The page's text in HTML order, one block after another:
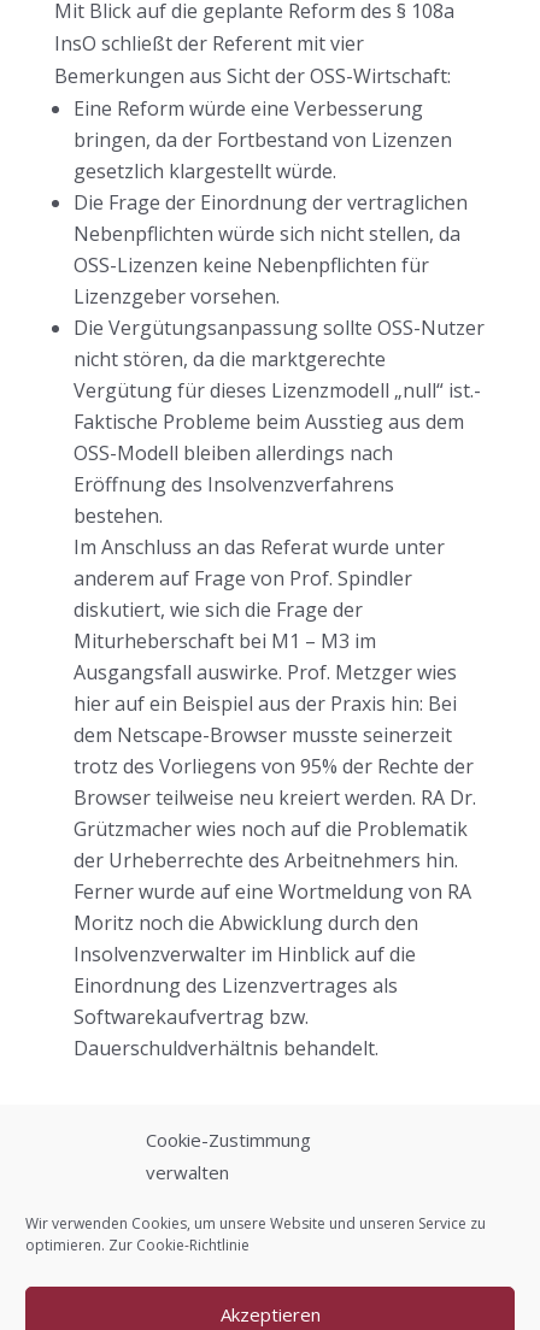
Cookie-Zustimmung
verwalten
Wir verwenden Cookies, um unsere Website und unseren Service zu
optimieren. Zur Cookie-Richtlinie
Akzeptieren
Mit Blick auf die geplante Reform des § 108a
InsO schließt der Referent mit vier
Bemerkungen aus Sicht der OSS-Wirtschaft:
Eine Reform würde eine Verbesserung
bringen, da der Fortbestand von Lizenzen
gesetzlich klargestellt würde.
Die Frage der Einordnung der vertraglichen
Nebenpflichten würde sich nicht stellen, da
OSS-Lizenzen keine Nebenpflichten für
Lizenzgeber vorsehen.
Die Vergütungsanpassung sollte OSS-Nutzer
nicht stören, da die marktgerechte
Vergütung für dieses Lizenzmodell „null“ ist.-
Faktische Probleme beim Ausstieg aus dem
OSS-Modell bleiben allerdings nach
Eröffnung des Insolvenzverfahrens
bestehen.
Im Anschluss an das Referat wurde unter
anderem auf Frage von Prof. Spindler
diskutiert, wie sich die Frage der
Miturheberschaft bei M1 – M3 im
Ausgangsfall auswirke. Prof. Metzger wies
hier auf ein Beispiel aus der Praxis hin: Bei
dem Netscape-Browser musste seinerzeit
trotz des Vorliegens von 95% der Rechte der
Browser teilweise neu kreiert werden. RA Dr.
Grützmacher wies noch auf die Problematik
der Urheberrechte des Arbeitnehmers hin.
Ferner wurde auf eine Wortmeldung von RA
Moritz noch die Abwicklung durch den
Insolvenzverwalter im Hinblick auf die
Einordnung des Lizenzvertrages als
Softwarekaufvertrag bzw.
Dauerschuldverhältnis behandelt.
Kontakt
Impressum